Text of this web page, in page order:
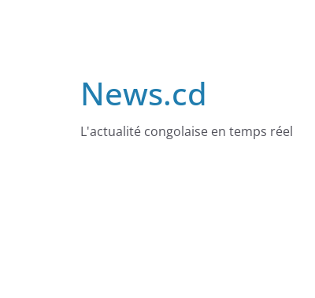
News.cd
L'actualité congolaise en temps réel